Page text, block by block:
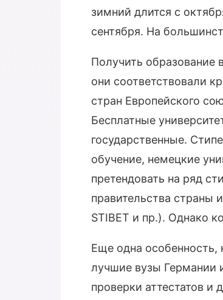
зимний длится с
сентября. На
Получить образование
они соответствовали
стран Европейского
Бесплатные
государственные.
обучение, немецкие
претендовать на ряд
правительства страны
STIBET и пр.). Однако
Еще одна
лучшие вузы Германии
проверки аттестатов